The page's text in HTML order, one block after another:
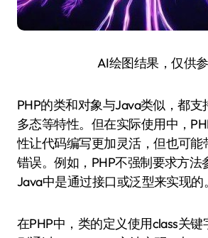
AI绘图结果，仅供
PHP的类和对象与Java类似，都支
多态等特性。但在实际使用中，
性让代码编写更加灵活，但也可能
错误。例如，PHP不强制要求方法
Java中是通过接口或泛型来实现的。
在PHP中，类的定义使用class关